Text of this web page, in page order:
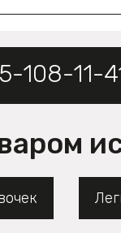
108-11-